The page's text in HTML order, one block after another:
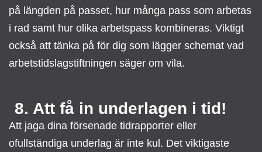
på längden på passet, hur många pass som arbetas
i rad samt hur olika arbetspass kombineras. Viktigt
också att tänka på för dig som lägger schemat vad
arbetstidslagstiftningen säger om vila.
8. Att få in underlagen i tid!
Att jaga dina försenade tidrapporter eller
ofullständiga underlag är inte kul. Det viktigaste